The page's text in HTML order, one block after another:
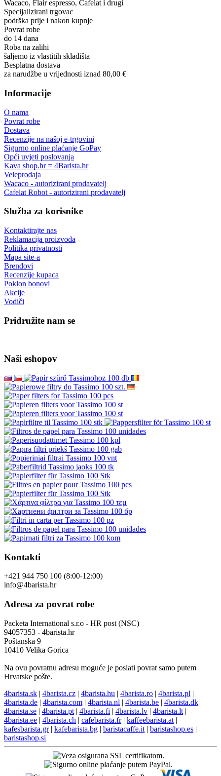
Wacaco, Flair espresso, Cafelat i drugi
Specijalizirani trgovac
podrška prije i nakon kupnje
Povrat robe
do 14 dana
Roba na zalihi
šaljemo iz vlastitih skladišta
Besplatna dostava
za narudžbe u vrijednosti iznad 80,00 €
Informacije
O nama
Povrat robe
Dostava
Recenzije na našoj e-trgovini
Sigurno online plaćanje GoPay
Opći uvjeti poslovanja
Kava shop.hr = 4Barista.hr
Veleprodaja
Wacaco - autorizirani prodavatelj
Cafelat Robot - autorizirani prodavatelj
Služba za korisnike
Kontaktirajte nas
Reklamacija proizvoda
Politika privatnosti
Mapa site-a
Brendovi
Recenzije kupaca
Poklon bonovi
Akcije
Vodiči
Pridružite nam se
Naši eshopov
Kontakti
+421 944 750 100 (8:00-12:00)
info@4barista.hr
Adresa za povrat robe
Packeta International s.r.o - HR post (NSC)
94057353 - 4barista.hr
Poštanska 9
10410 Velika Gorica
Na ovu povratnu adresu moguće je poslati povrat samo putem
Hrvatske pošte.
4barista.sk | 4barista.cz | 4barista.hu | 4barista.ro | 4barista.pl |
4barista.de | 4barista.com | 4barista.nl | 4barista.be | 4barista.dk |
4barista.se | 4barista.pt | 4barista.fi | 4barista.lv | 4barista.lt |
4barista.ee | 4barista.ch | cafebarista.fr| kaffeebarista.at |
kafesbarista.gr| kafebarista.bg | baristacaffe.it | baristashop.es |
baristashop.si